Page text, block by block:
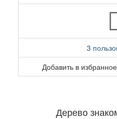
3
Добавить в
Дерево